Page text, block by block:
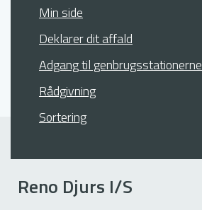
Min side
Deklarer dit affald
Adgang til genbrugsstationerne
Rådgivning
Sortering
Reno Djurs I/S